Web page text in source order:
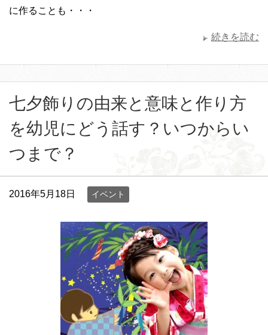
に作ることも・・・
続きを読む
七夕飾りの由来と意味と作り方
を幼児にどう話す？いつからい
つまで？
2016年5月18日 イベント